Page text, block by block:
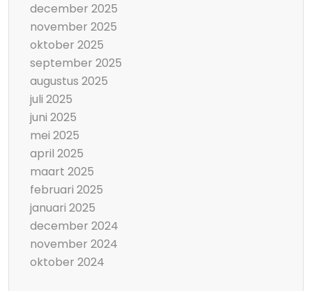
december 2025
november 2025
oktober 2025
september 2025
augustus 2025
juli 2025
juni 2025
mei 2025
april 2025
maart 2025
februari 2025
januari 2025
december 2024
november 2024
oktober 2024